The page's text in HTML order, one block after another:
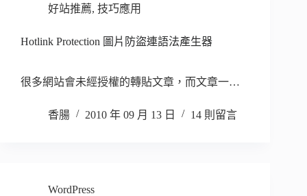
好站推薦, 技巧應用
Hotlink Protection 圖片防盜連語法產生器
很多網站會未經授權的轉貼文章，而文章一…
香腸 2010 年 09 月 13 日 14 則留言
WordPress